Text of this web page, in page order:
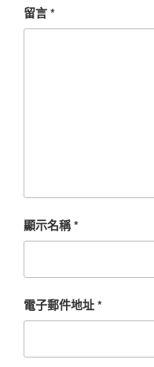
留言*
顯示名稱*
電子郵件地址*